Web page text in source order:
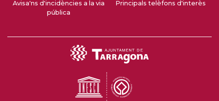
Avisa'ns d'incidències a la via
pública
Principals telèfons d'interès